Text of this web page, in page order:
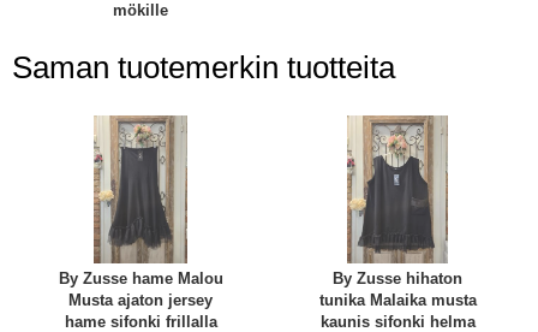
mökille
Saman tuotemerkin tuotteita
By Zusse hame Malou
Musta ajaton jersey
hame sifonki frillalla
By Zusse hihaton
tunika Malaika musta
kaunis sifonki helma